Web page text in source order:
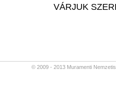
VÁRJUK
© 2009 - 2013 Muramenti